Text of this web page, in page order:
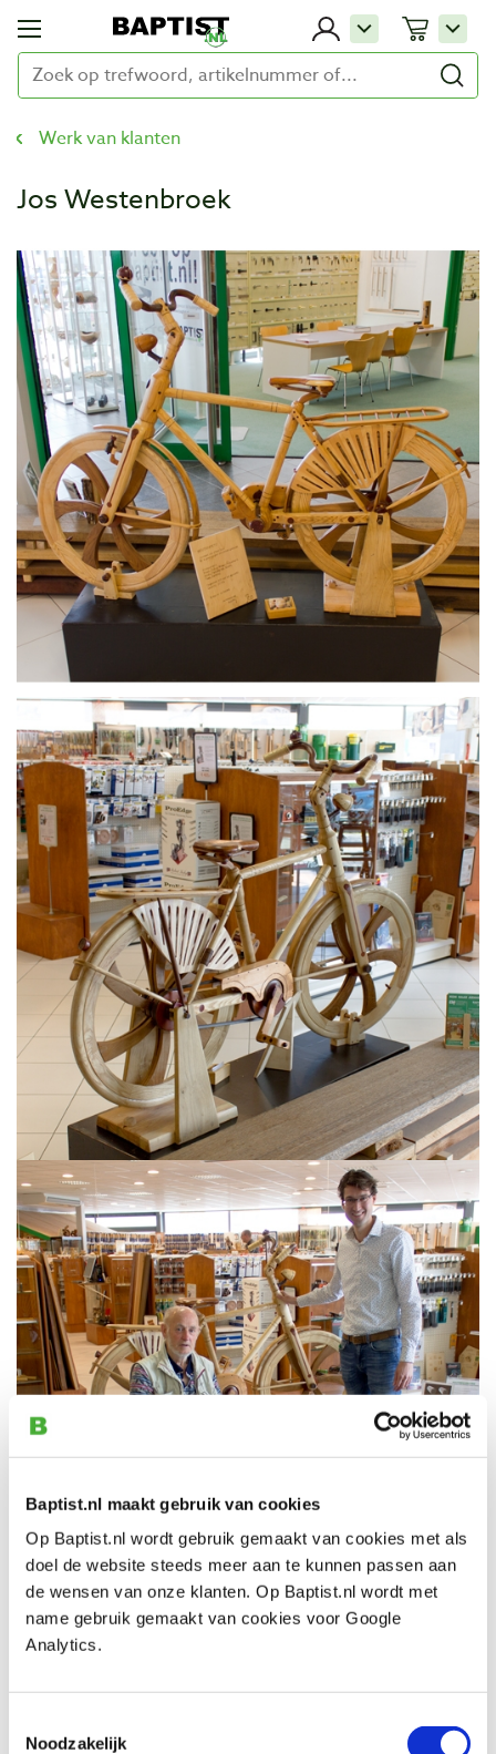
Baptist.nl maakt gebruik van cookies
Op Baptist.nl wordt gebruik gemaakt van cookies met als
doel de website steeds meer aan te kunnen passen aan
de wensen van onze klanten. Op Baptist.nl wordt met
name gebruik gemaakt van cookies voor Google
Analytics.
Noodzakelijk
Werk van klanten
Jos Westenbroek
Jos Westenbroek heeft deze prachtige houten fiets
kilo. Er kan echt op gefietst worden.